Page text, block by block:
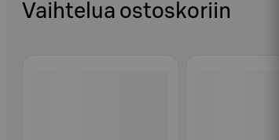
Vaihtelua ostoskoriin